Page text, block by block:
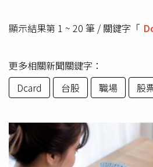
顯示結果第 1 ~ 20 筆 / 關鍵字「
更多相關新聞關鍵字：
Dcard
台股 職場 股